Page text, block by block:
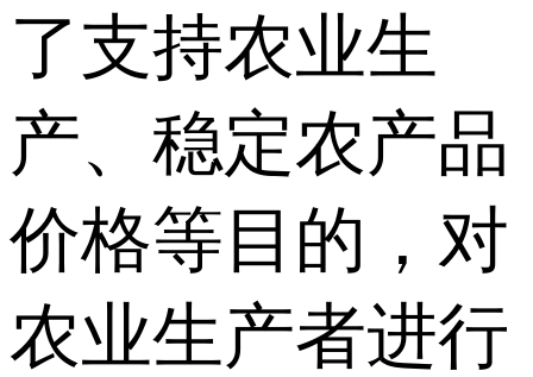
了支持农业生
产、稳定农产品
价格等目的，对
农业生产者进行